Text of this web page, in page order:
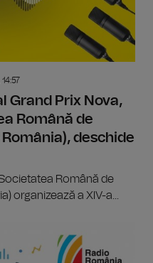
Grand Prix Nova,
Română de
deschide
Română de
organizează a XIV-a...